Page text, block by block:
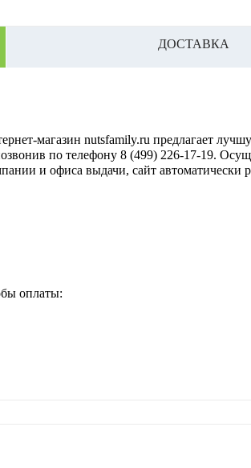
ДОСТАВКА
магазин nutsfamily.ru предлагает
по телефону 8 (499) 226-17-19.
и офиса выдачи, сайт
оплаты: